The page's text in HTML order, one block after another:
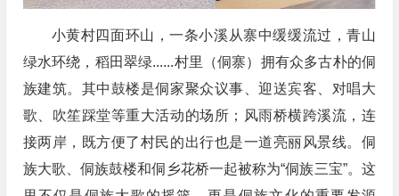
小黄村四面环山，一条小溪从寨中缓缓流过，青山
绿水环绕，稻田翠绿......村里（侗寨） 拥有众多古朴的侗
族建筑。 其中鼓楼是侗家聚众议事、迎送宾客、对唱大
歌
吹笙踩堂等重大活动的场所；风雨桥横跨溪流，连
接两岸，既方便了村民的出行也是一道亮丽风景线。 侗
族大歌、侗族鼓楼和侗乡花桥一起被称为“侗族三宝”。 这